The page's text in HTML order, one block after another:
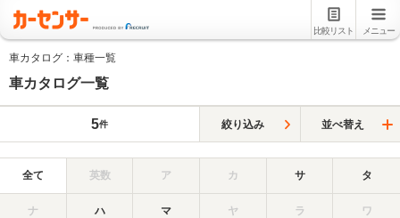
比較リスト メニュー
車カタログ：車種一覧
車カタログ一覧
5件 絞り込み 並べ替え
全て 英数 ア カ サ タ
ナ ハ マ ヤ ラ ワ